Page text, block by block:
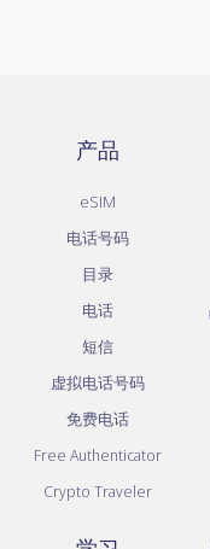
产品
eSIM
电话号码
目录
电话
短信
虚拟电话号码
免费电话
Free Authenticator
Crypto Traveler